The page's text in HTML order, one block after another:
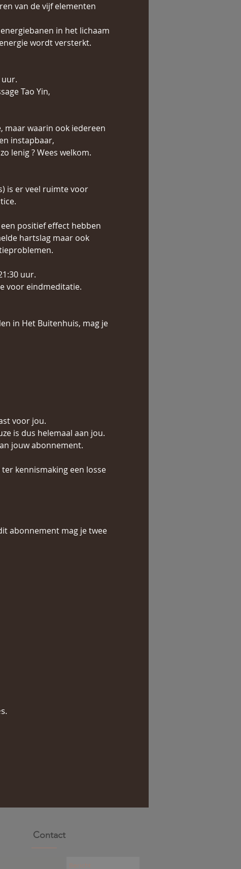
van de vijf elementen
in het lichaam
wordt versterkt.
uur.
Tao Yin,
maar waarin ook iedereen
instapbaar,
lenig ? Wees welkom.
is er veel ruimte voor
positief effect hebben
hartslag maar ook
uur.
voor eindmeditatie.
in Het Buitenhuis, mag je
voor jou.
is dus helemaal aan jou.
jouw abonnement.
kennismaking een losse
abonnement mag je twee
Contact